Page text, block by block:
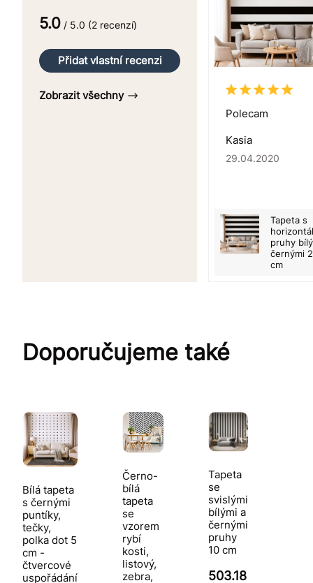
5.0 / 5.0 (2 recenzí)
Přidat vlastní recenzi
Zobrazit všechny
Polecam
Kasia
29.04.2020
Tapeta s
pruhy
černými
cm
Doporučujeme také
Bílá tapeta
s černými
puntíky,
tečky,
polka dot 5
cm -
čtvercové
uspořádání
Černo-
bílá
tapeta
se
vzorem
rybí
kosti,
listový,
zebra,
Tapeta
se
svislými
bílými a
černými
pruhy
10 cm
503.18